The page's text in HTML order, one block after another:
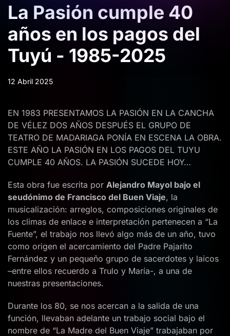
La Pasión cumple 40
años en los pagos del
Tuyú - 1985-2025
12 Abril 2025
EN 1983 PRESENTAMOS LA PASIÓN EN LA CANCHA
DE VÉLEZ DOS AÑOS DESPUÉS EL GRUPO DE
TEATRO DE MADARIAGA PONÍA EN ESCENA LA OBRA.
ESTE AÑO LA PASIÓN EN LOS PAGOS DEL TUYU
CUMPLE 40 AÑOS. LA PASIÓN SUCEDE HOY…
Esta obra fue escrita por Alejandro Mayol bajo el
seudónimo de Francisco del Buen Viaje, la
musicalización: arreglos, composiciones originales de
los climas de enlace e interpretación pertenecen a “La
Fuente”, el trabajo nos llevó algo más de un año, tuvo
como origen el acercamiento del Padre Pajarito
Fernández y un pequeño grupo de sacerdotes y laicos
–entre ellos recuerdo a Trulo y María-, a una de
nuestras presentaciones.
Durante los 80, se nos acercan a la salida de una
función, llevaban adelante un trabajo social bajo el
nombre de “La Madre del Buen Viaje” trabajaban por